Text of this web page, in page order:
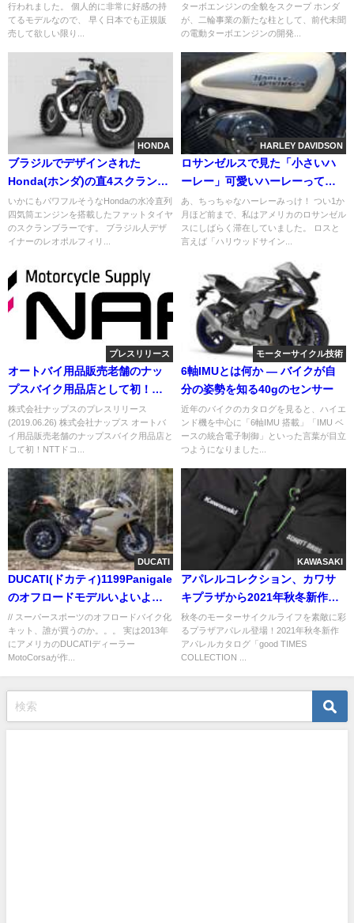
行われました。 個人的に非常に好感の持
てるモデルなので、 早く日本でも正規販
売して欲しい限り...
ターボエンジンの全貌をスクープ ホンダ
が、二輪事業の新たな柱として、前代未聞
の電動ターボエンジンの開発...
HONDA
ブラジルでデザインされた
Honda(ホンダ)の直4スクランブ
ラーが面白い！
いかにもパワフルそうなHondaの水冷直列
四気筒エンジンを搭載したファットタイヤ
のスクランブラーです。 ブラジル人デザ
イナーのレオポルフィリ...
HARLEY DAVIDSON
ロサンゼルスで見た「小さいハ
ーレー」可愛いハーレーってあ
りかも？
あ、ちっちゃなハーレーみっけ！ つい1か
月ほど前まで、私はアメリカのロサンゼル
スにしばらく滞在していました。 ロスと
言えば「ハリウッドサイン...
プレスリリース
オートバイ用品販売老舗のナッ
プスバイク用品店として初！
NTTドコモ「 dショッピング」に
出店2019年6月26日よりオープ
ン
株式会社ナップスのプレスリリース
(2019.06.26) 株式会社ナップス オートバ
イ用品販売老舗のナップスバイク用品店と
して初！NTTドコ...
モーターサイクル技術
6軸IMUとは何か ― バイクが自
分の姿勢を知る40gのセンサー
近年のバイクのカタログを見ると、ハイエ
ンド機を中心に「6軸IMU 搭載」「IMU ベ
ースの統合電子制御」といった言葉が目立
つようになりました...
DUCATI
DUCATI(ドカティ)1199Panigale
のオフロードモデルいよいよ発
売か⁉
// スーパースポーツのオフロードバイク化
キット、誰が買うのか。。。 実は2013年
にアメリカのDUCATIディーラー
MotoCorsaが作...
KAWASAKI
アパレルコレクション、カワサ
キプラザから2021年秋冬新作リ
リース
秋冬のモーターサイクルライフを素敵に彩
るプラザアパレル登場！2021年秋冬新作
アパレルカタログ「good TIMES
COLLECTION ...